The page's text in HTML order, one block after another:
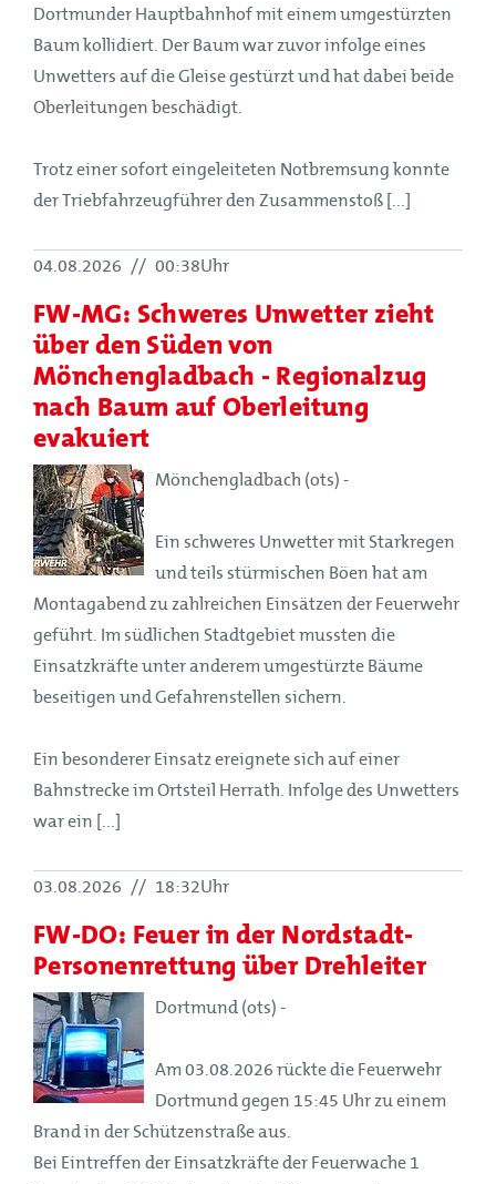
Dortmunder Hauptbahnhof mit einem umgestürzten
Baum kollidiert. Der Baum war zuvor infolge eines
Unwetters auf die Gleise gestürzt und hat dabei beide
Oberleitungen beschädigt.
Trotz einer sofort eingeleiteten Notbremsung konnte
der Triebfahrzeugführer den Zusammenstoß [...]
04.08.2026 // 00:38Uhr
FW-MG: Schweres Unwetter zieht
über den Süden von
Mönchengladbach - Regionalzug
nach Baum auf Oberleitung
evakuiert
Mönchengladbach (ots) -
Ein schweres Unwetter mit Starkregen
und teils stürmischen Böen hat am
Montagabend zu zahlreichen Einsätzen der Feuerwehr
geführt. Im südlichen Stadtgebiet mussten die
Einsatzkräfte unter anderem umgestürzte Bäume
beseitigen und Gefahrenstellen sichern.
Ein besonderer Einsatz ereignete sich auf einer
Bahnstrecke im Ortsteil Herrath. Infolge des Unwetters
war ein [...]
03.08.2026 // 18:32Uhr
FW-DO: Feuer in der Nordstadt-
Personenrettung über Drehleiter
Dortmund (ots) -
Am 03.08.2026 rückte die Feuerwehr
Dortmund gegen 15:45 Uhr zu einem
Brand in der Schützenstraße aus.
Bei Eintreffen der Einsatzkräfte der Feuerwache 1